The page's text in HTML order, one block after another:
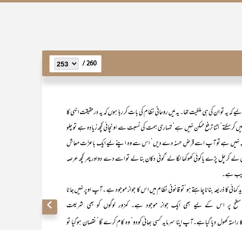
260 /
تو ان کی ہی ملکیت تھا۔ یہ مَیں روحانی نظام کی بات کر رہا ہوں کہ یہ درحقیقت انہی کا
سکتے‘ اتنا ترفع ممکن نہیں ہے‘ تمہاری ہمت کی نسبت سے اونچائی کچھ زیادہ ہے تو چلو
نہیں ہے تو آپ اسے قرضِ حسنہ دے دیں‘ اس سے وہ اپنے لیے ایک باعزّت معاش
لے کر چل پڑے یاکوئی کھوکھا لگا لے‘کوئی دکان بنا لے تو اسے دے دواور پھر کچھ عرصہ
ہے۔
ذریعہ بنانا چاہتے ہو‘تو قانونی نظام میں اس کا جواز موجود ہے ۔آپ اوپر نہیں جانا
سطح پر اس کے لیے بھی ایک جواز موجود ہے۔ کمزور لوگوں کو بھی شریعت
کھول دیا گیاہے۔آپ اپنا سرمایہ کسی بھائی کودو‘ وہ کام کرے گا‘ نقصان ہو گیا تو